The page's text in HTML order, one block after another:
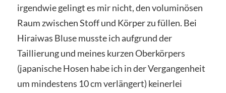
irgendwie gelingt es mir nicht, den voluminösen
Raum zwischen Stoff und Körper zu füllen. Bei
Hiraiwas Bluse musste ich aufgrund der
Taillierung und meines kurzen Oberkörpers
(japanische Hosen habe ich in der Vergangenheit
um mindestens 10 cm verlängert) keinerlei